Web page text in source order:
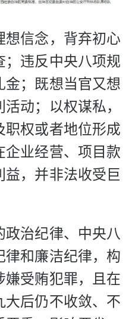
想信念，背弃初心
；违反中央八项规
金；既想当官又想
动；以权谋私，
职权或者地位形成
企业经营、项目款
益，并非法收受巨
政治纪律、中央八
律和廉洁纪律，构
嫌受贿犯罪，且在
大后仍不收敛、不